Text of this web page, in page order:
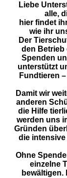
Liebe
alle,
hier findet
wie ihr
Der
den Betrieb
Spenden
unterstützt
Fundtieren
Damit wir
anderen
die Hilfe
werden uns
Gründen
die
Ohne
einzelne
bewältigen.